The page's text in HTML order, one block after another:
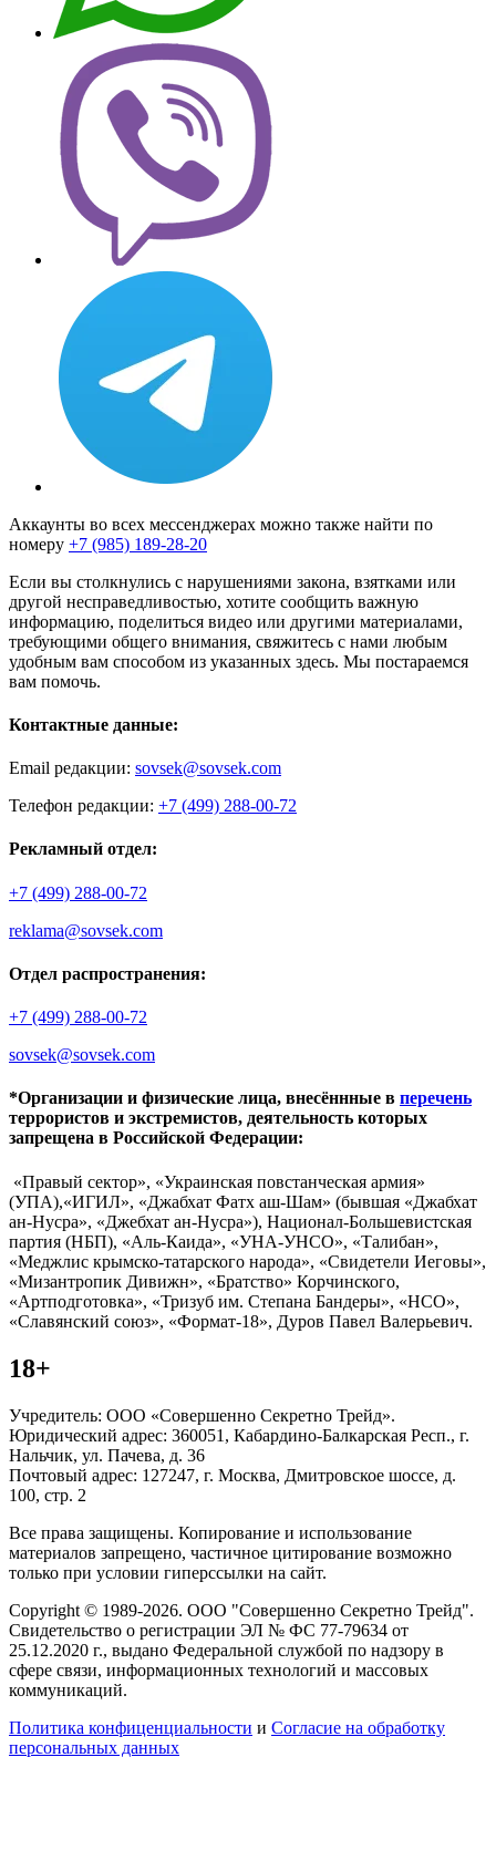
Аккаунты во всех мессенджерах можно также найти по
номеру +7 (985) 189-28-20
Если вы столкнулись с нарушениями закона, взятками или
другой несправедливостью, хотите сообщить важную
информацию, поделиться видео или другими материалами,
требующими общего внимания, свяжитесь с нами любым
удобным вам способом из указанных здесь. Мы постараемся
вам помочь.
Контактные данные:
Email редакции: sovsek@sovsek.com
Телефон редакции: +7 (499) 288-00-72
Рекламный отдел:
+7 (499) 288-00-72
reklama@sovsek.com
Отдел распространения:
+7 (499) 288-00-72
sovsek@sovsek.com
*Организации и физические лица, внесённные в перечень
террористов и экстремистов, деятельность которых
запрещена в Российской Федерации:
«Правый сектор», «Украинская повстанческая армия»
(УПА),«ИГИЛ», «Джабхат Фатх аш-Шам» (бывшая «Джабхат
ан-Нусра», «Джебхат ан-Нусра»), Национал-Большевистская
партия (НБП), «Аль-Каида», «УНА-УНСО», «Талибан»,
«Меджлис крымско-татарского народа», «Свидетели Иеговы»,
«Мизантропик Дивижн», «Братство» Корчинского,
«Артподготовка», «Тризуб им. Степана Бандеры», «НСО»,
«Славянский союз», «Формат-18», Дуров Павел Валерьевич.
18+
Учредитель: ООО «Совершенно Секретно Трейд».
Юридический адрес: 360051, Кабардино-Балкарская Респ., г.
Нальчик, ул. Пачева, д. 36
Почтовый адрес: 127247, г. Москва, Дмитровское шоссе, д.
100, стр. 2
Все права защищены. Копирование и использование
материалов запрещено, частичное цитирование возможно
только при условии гиперссылки на сайт.
Copyright © 1989-2026. ООО "Совершенно Секретно Трейд".
Свидетельство о регистрации ЭЛ № ФС 77-79634 от
25.12.2020 г., выдано Федеральной службой по надзору в
сфере связи, информационных технологий и массовых
коммуникаций.
Политика конфиценциальности и Согласие на обработку
персональных данных